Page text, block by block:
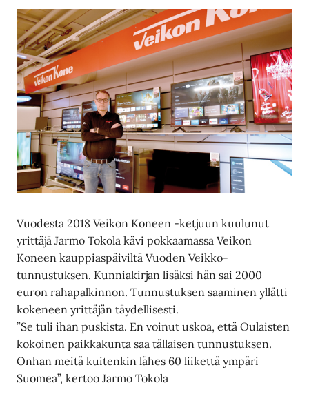
Vuodesta 2018 Veikon Koneen -ketjuun kuulunut
yrittäjä Jarmo Tokola kävi pokkaamassa Veikon
Koneen kauppiaspäiviltä Vuoden Veikko-
tunnustuksen. Kunniakirjan lisäksi hän sai 2000
euron rahapalkinnon. Tunnustuksen saaminen yllätti
kokeneen yrittäjän täydellisesti.
”Se tuli ihan puskista. En voinut uskoa, että Oulaisten
kokoinen paikkakunta saa tällaisen tunnustuksen.
Onhan meitä kuitenkin lähes 60 liikettä ympäri
Suomea”, kertoo Jarmo Tokola